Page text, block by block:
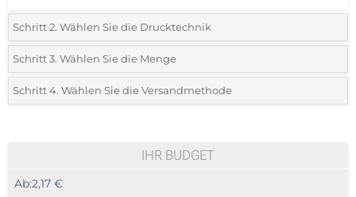
Schritt 2. Wählen Sie die Drucktechnik
*Wählen Sie die Druck- und Farbtechniken für Ihr Logo:
1 Farbig (Auf einer Seite)
Digitaldruck in Vollfarbe (Auf einer Seite)
Schritt 3. Wählen Sie die Menge
*Bitte wählen Sie Ihre gewünschte Menge
70
Schritt 4. Wählen Sie die Versandmethode
IHR BUDGET
Ab:2,17 €